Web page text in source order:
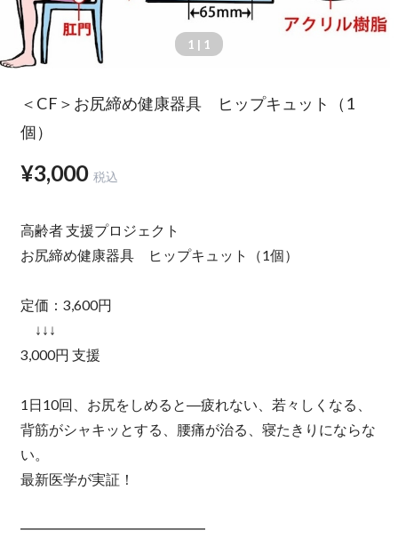
1 | 1
＜CF＞お尻締め健康器具 ヒップキュット（1
個）
¥3,000 税込
高齢者 支援プロジェクト
お尻締め健康器具 ヒップキュット（1個）
定価：3,600円
↓↓↓
3,000円 支援
1日10回、お尻をしめると―疲れない、若々しくなる、
背筋がシャキッとする、腰痛が治る、寝たきりにならな
い。
最新医学が実証！
━━━━━━━━━━━━━